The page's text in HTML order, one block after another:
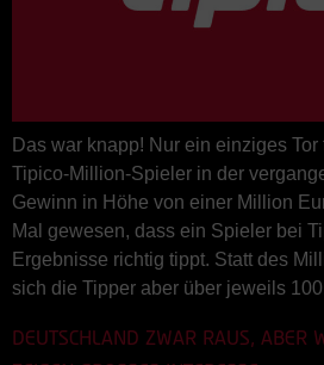
Das war knapp! Nur ein einziges
Tipico-Million-Spieler in der
Gewinn in Höhe von einer Million
Mal gewesen, dass ein Spieler bei
Ergebnisse richtig tippt. Statt des
sich die Tipper aber über jeweils
DEUTSCHLAND ZWAR RAUS, ABER